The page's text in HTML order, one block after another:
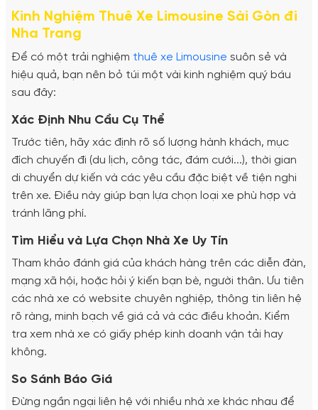
Kinh Nghiệm Thuê Xe Limousine Sài Gòn đi
Nha Trang
Để có một trải nghiệm thuê xe Limousine suôn sẻ và
hiệu quả, bạn nên bỏ túi một vài kinh nghiệm quý báu
sau đây:
Xác Định Nhu Cầu Cụ Thể
Trước tiên, hãy xác định rõ số lượng hành khách, mục
đích chuyến đi (du lịch, công tác, đám cưới...), thời gian
di chuyển dự kiến và các yêu cầu đặc biệt về tiện nghi
trên xe. Điều này giúp bạn lựa chọn loại xe phù hợp và
tránh lãng phí.
Tìm Hiểu và Lựa Chọn Nhà Xe Uy Tín
Tham khảo đánh giá của khách hàng trên các diễn đàn,
mạng xã hội, hoặc hỏi ý kiến bạn bè, người thân. Ưu tiên
các nhà xe có website chuyên nghiệp, thông tin liên hệ
rõ ràng, minh bạch về giá cả và các điều khoản. Kiểm
tra xem nhà xe có giấy phép kinh doanh vận tải hay
không.
So Sánh Báo Giá
Đừng ngần ngại liên hệ với nhiều nhà xe khác nhau để